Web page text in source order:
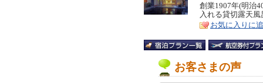
リ
ア
特
徴
創業1907年(明治
入れる貸切露天
お気に入りに
お客さまの声